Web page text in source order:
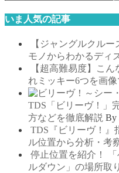
いま人気の記事
【ジャングルクル
モノからわかるディ
【超高難易度】こ
れミッキー6つを画像
TDS「ビリーヴ！」
方などを徹底解説 By
TDS『ビリーヴ！』
ル位置から分析・考
停止位置を紹介！
ルダウン」の場所取